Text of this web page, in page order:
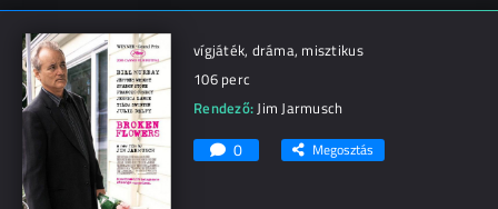
vígjáték, dráma, misztikus
106 perc
Rendező:Jim Jarmusch
0 Megosztás